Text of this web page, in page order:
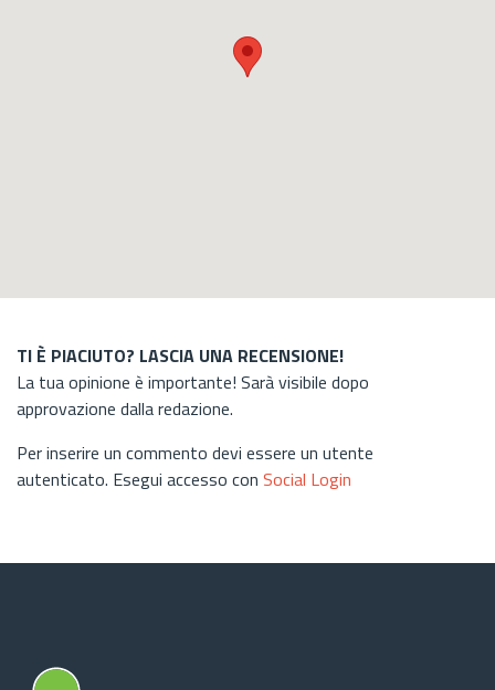
TI È PIACIUTO? LASCIA UNA RECENSIONE!
La tua opinione è importante! Sarà visibile dopo
approvazione dalla redazione.
Per inserire un commento devi essere un utente
autenticato. Esegui accesso con Social Login